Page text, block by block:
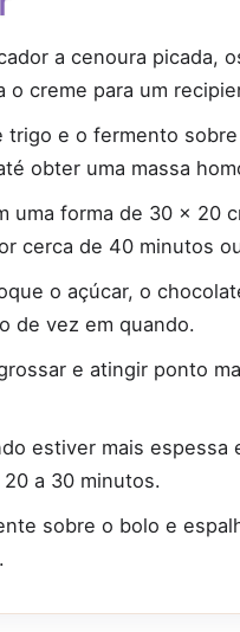
a cenoura picada,
o creme para um
trigo e o fermento
obter uma massa
uma forma de 30 × 20
cerca de 40 minutos
o açúcar, o
de vez em quando.
e atingir ponto
estiver mais
a 30 minutos.
sobre o bolo e